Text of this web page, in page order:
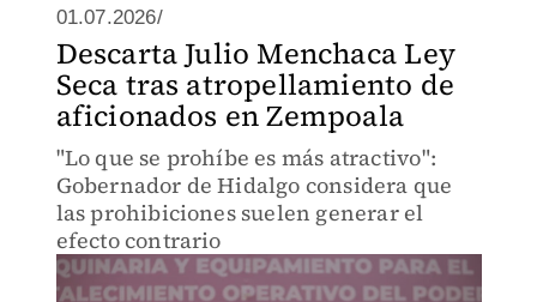
01.07.2026/
Descarta Julio Menchaca Ley
Seca tras atropellamiento de
aficionados en Zempoala
"Lo que se prohíbe es más atractivo":
Gobernador de Hidalgo considera que
las prohibiciones suelen generar el
efecto contrario